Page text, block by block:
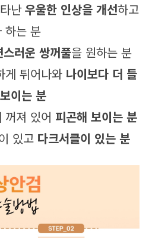
난 우울한 인상을 개선하고
하는 분
러운 쌍꺼풀을 원하는 분
게 튀어나와 나이보다 더 들
이는 분
꺼져 있어 피곤해 보이는 분
있고 다크서클이 있는 분